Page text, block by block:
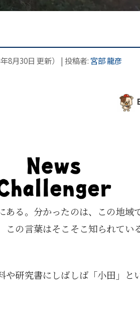
8月30日 更新） | 投稿者: 宮部 龍彦
る。分かったのは、この地域
この言葉はそこそこ知られてい
研究書にしばしば「小田」と